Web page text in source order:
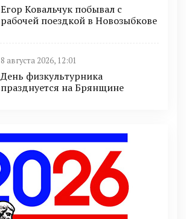
Егор Ковальчук побывал с
рабочей поездкой в Новозыбкове
8 августа 2026, 12:01
День физкультурника
празднуется на Брянщине